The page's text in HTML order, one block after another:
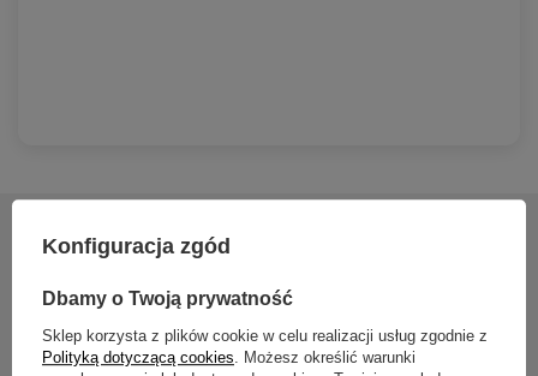
2 lata gwarancji
Konfiguracja zgód
Dbamy o Twoją prywatność
Sklep korzysta z plików cookie w celu realizacji usług zgodnie z
Polityką dotyczącą cookies. Możesz określić warunki